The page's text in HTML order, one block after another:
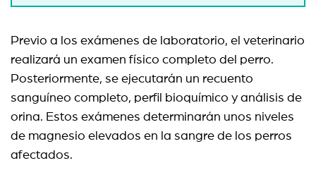
Previo a los exámenes de laboratorio, el veterinario
realizará un examen físico completo del perro.
Posteriormente, se ejecutarán un recuento
sanguíneo completo, perfil bioquímico y análisis de
orina. Estos exámenes determinarán unos niveles
de magnesio elevados en la sangre de los perros
afectados.